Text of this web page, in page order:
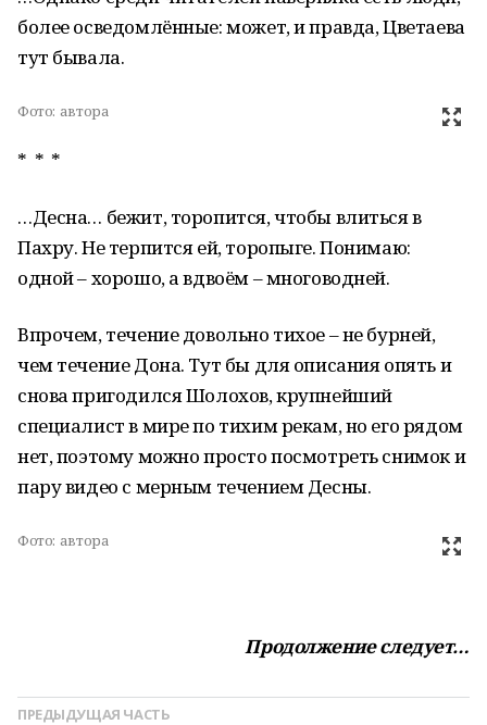
более осведомлённые: может, и правда, Цветаева
тут бывала.
Фото: автора
* * *
…Десна… бежит, торопится, чтобы влиться в
Пахру. Не терпится ей, торопыге. Понимаю:
одной – хорошо, а вдвоём – многоводней.
Впрочем, течение довольно тихое – не бурней,
чем течение Дона. Тут бы для описания опять и
снова пригодился Шолохов, крупнейший
специалист в мире по тихим рекам, но его рядом
нет, поэтому можно просто посмотреть снимок и
пару видео с мерным течением Десны.
Фото: автора
Продолжение следует…
ПРЕДЫДУЩАЯ ЧАСТЬ